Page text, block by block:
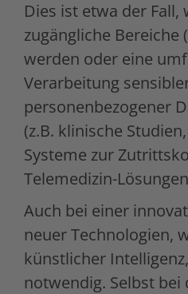
Dies ist etwa der
zugängliche Bereiche
werden oder eine
Verarbeitung
personenbezogener
(z.B. klinische
Systeme zur
Telemedizin-
Auch bei einer
neuer Technologien,
künstlicher
notwendig. Selbst bei